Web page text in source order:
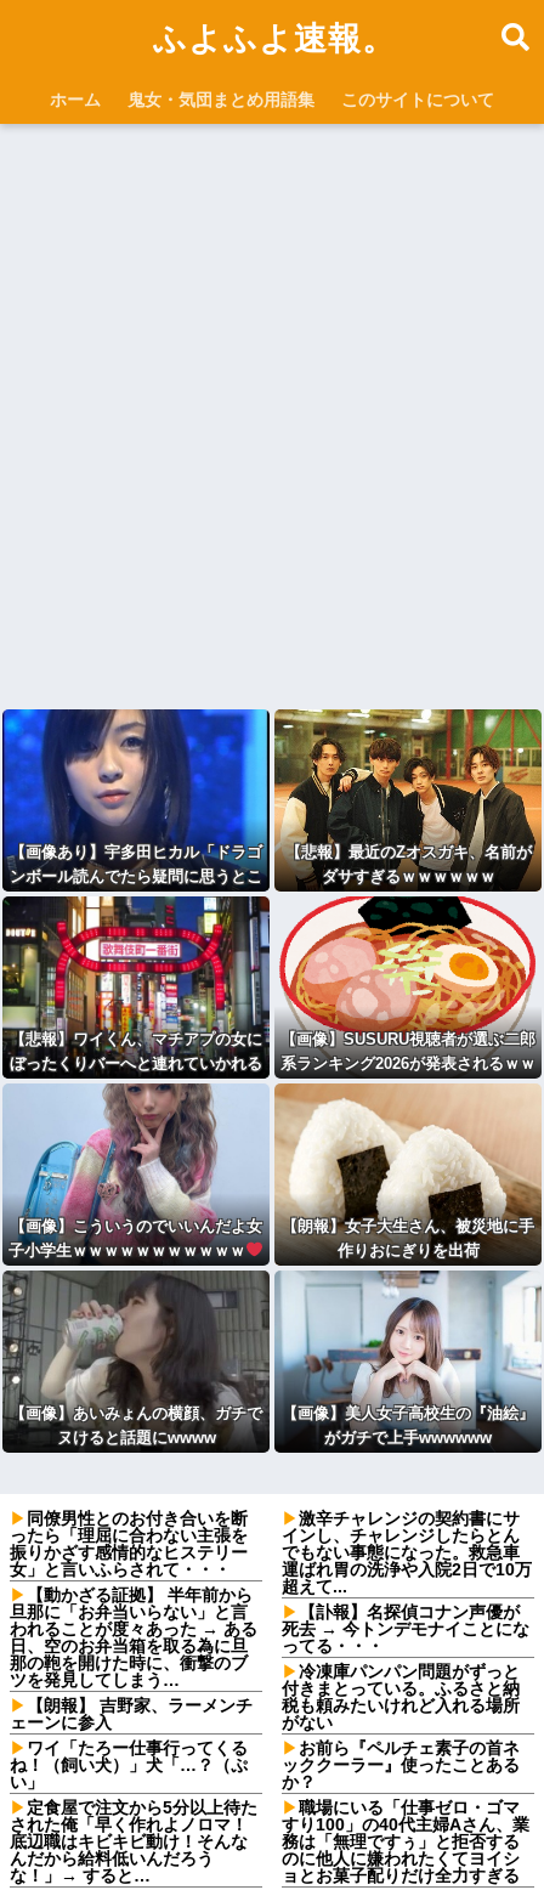
ふよふよ速報。
ホーム 鬼女・気団まとめ用語集 このサイトについて
【画像あり】宇多田ヒカル「ドラゴ
ンボール読んでたら疑問に思うとこ
ろがあったんだけど」⇒ｗｗ
【悲報】最近のZオスガキ、名前が
ダサすぎるｗｗｗｗｗｗ
【悲報】ワイくん、マチアプの女に
ぼったくりバーへと連れていかれる
⇒ｗｗｗ
【画像】SUSURU視聴者が選ぶ二郎
系ランキング2026が発表されるｗｗ
ｗ
【画像】こういうのでいいんだよ女
子小学生ｗｗｗｗｗｗｗｗｗｗｗ
【朗報】女子大生さん、被災地に手
作りおにぎりを出荷
【画像】あいみょんの横顔、ガチで
ヌけると話題にwwww
【画像】美人女子高校生の『油絵』
がガチで上手wwwwww
同僚男性とのお付き合いを断
ったら「理屈に合わない主張を
振りかざす感情的なヒステリー
女」と言いふらされて・・・
【動かざる証拠】 半年前から
旦那に「お弁当いらない」と言
われることが度々あった → ある
日、空のお弁当箱を取る為に旦
那の鞄を開けた時に、衝撃のブ
ツを発見してしまう…
【朗報】 吉野家、ラーメンチ
ェーンに参入
ワイ「たろー仕事行ってくる
ね！（飼い犬）」犬「…？（ぷ
い」
定食屋で注文から5分以上待た
された俺「早く作れよノロマ！
底辺職はキビキビ動け！そんな
んだから給料低いんだろう
な！」→ すると…
激辛チャレンジの契約書にサ
インし、チャレンジしたらとん
でもない事態になった。救急車
運ばれ胃の洗浄や入院2日で10万
超えて...
【訃報】名探偵コナン声優が
死去 → 今トンデモナイことにな
ってる・・・
冷凍庫パンパン問題がずっと
付きまとっている。ふるさと納
税も頼みたいけれど入れる場所
がない
お前ら『ペルチェ素子の首ネ
ッククーラー』使ったことある
か？
職場にいる「仕事ゼロ・ゴマ
すり100」の40代主婦Aさん、業
務は「無理ですぅ」と拒否する
のに他人に嫌われたくてヨイシ
ョとお菓子配りだけ全力すぎる